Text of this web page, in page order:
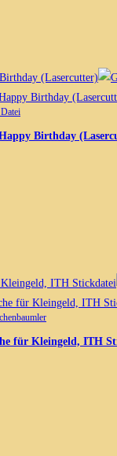
Birthday
für Kleingeld, ITH